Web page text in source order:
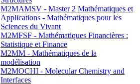
M2MAMSV - Master 2 Mathématiques et
Applications - Mathématiques pour les
Sciences du Vivant
M2MFSF - Mathématiques Financières :
Statistique et Finance
M2MM - Mathématiques de la
modélisation
M2MOCHI - Molecular Chemistry and
Interfaces